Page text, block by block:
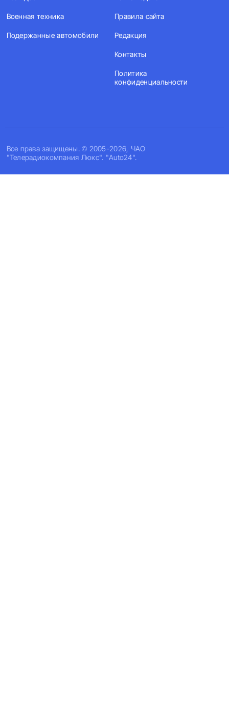
Все права защищены. © 2005-2026, ЧАО
"Телерадиокомпания Люкс". "Auto24".
Военная техника
Подержанные автомобили
Правила сайта
Редакция
Контакты
Политика
конфиденциальности